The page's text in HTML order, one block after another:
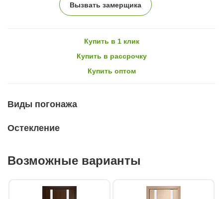
Вызвать замерщика
Купить в 1 клик
Купить в рассрочку
Купить оптом
Виды погонажа
Остекление
Возможные варианты